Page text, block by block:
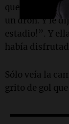
quedé
un dron. Y le
estadio!”. Y
había
Sólo veía la
grito de gol